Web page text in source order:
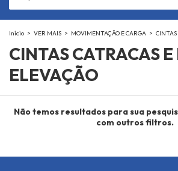
Início > VER MAIS > MOVIMENTAÇÃO E CARGA > CINTAS
CINTAS CATRACAS E
ELEVAÇÃO
Não temos resultados para sua
com outros filtros.